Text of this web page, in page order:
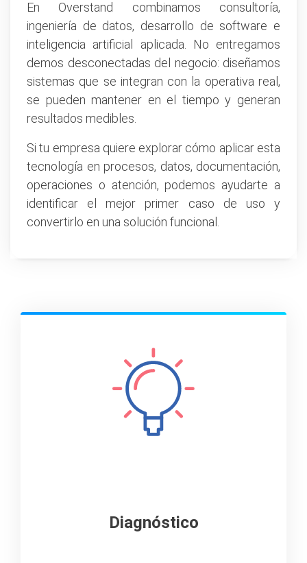
En Overstand combinamos consultoría,
ingeniería de datos, desarrollo de software e
inteligencia artificial aplicada. No entregamos
demos desconectadas del negocio: diseñamos
sistemas que se integran con la operativa real,
se pueden mantener en el tiempo y generan
resultados medibles.
Si tu empresa quiere explorar cómo aplicar esta
tecnología en procesos, datos, documentación,
operaciones o atención, podemos ayudarte a
identificar el mejor primer caso de uso y
convertirlo en una solución funcional.
Diagnóstico